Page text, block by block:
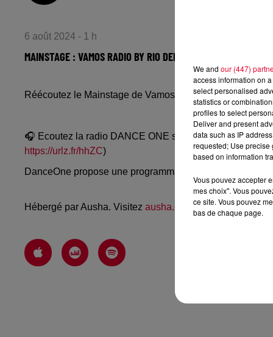
6 août 2024 - 1 h
MAINSTAGE : VAMOS RADIO BY RIO DELA DUNA
Réécoutez le Mainstage de Vamos Radio by Rio Dela
🎧 Ecoutez la radio DANCE ONE sur www.danceone.fr,
https://urlz.fr/hhZC)
DanceOne propose une programmation dance, EDM,
Hébergé par Ausha. Visitez ausha.co/politique-de-
We and our (447)
access information on
select personalised
statistics or
profiles to select
Deliver and present
data such as IP
requested; Use precise
based on information
Vous pouvez accepter
mes choix". Vous
ce site. Vous pouvez
bas de chaque page.